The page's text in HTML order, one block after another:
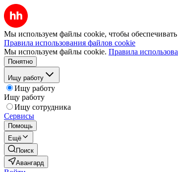
Мы используем файлы cookie, чтобы
Правила использования файлов cookie
Мы используем файлы cookie. Правила
Понятно
Ищу работу
Ищу работу
Ищу работу
Ищу сотрудника
Сервисы
Помощь
Ещё
Поиск
Авангард